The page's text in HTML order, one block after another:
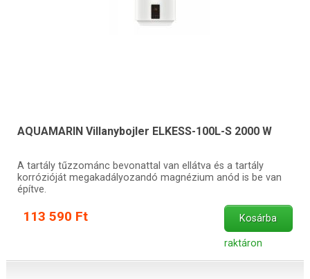
AQUAMARIN Villanybojler ELKESS-100L-S 2000 W
A tartály tűzzománc bevonattal van ellátva és a tartály
korrózióját megakadályozandó magnézium anód is be van
építve.
113 590 Ft Kosárba
raktáron